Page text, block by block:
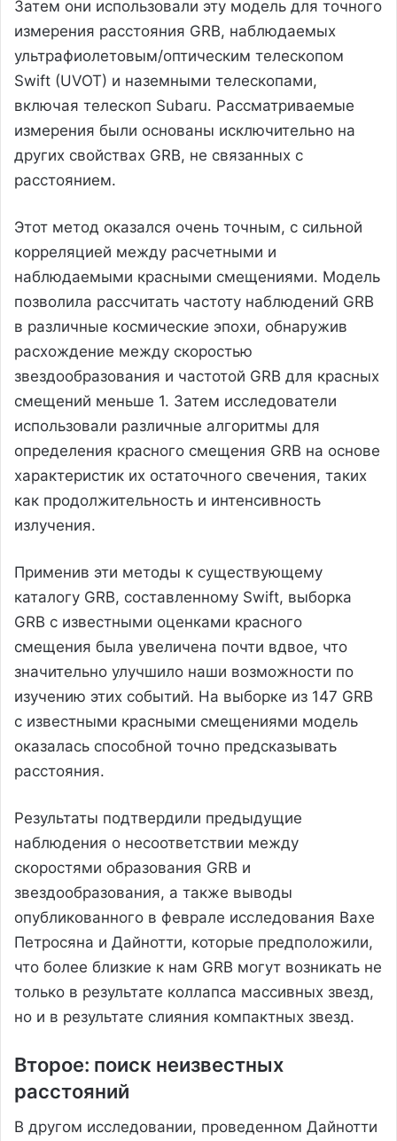
Затем они использовали эту модель для точного
измерения расстояния GRB, наблюдаемых
ультрафиолетовым/оптическим телескопом
Swift (UVOT) и наземными телескопами,
включая телескоп Subaru. Рассматриваемые
измерения были основаны исключительно на
других свойствах GRB, не связанных с
расстоянием.
Этот метод оказался очень точным, с сильной
корреляцией между расчетными и
наблюдаемыми красными смещениями. Модель
позволила рассчитать частоту наблюдений GRB
в различные космические эпохи, обнаружив
расхождение между скоростью
звездообразования и частотой GRB для красных
смещений меньше 1. Затем исследователи
использовали различные алгоритмы для
определения красного смещения GRB на основе
характеристик их остаточного свечения, таких
как продолжительность и интенсивность
излучения.
Применив эти методы к существующему
каталогу GRB, составленному Swift, выборка
GRB с известными оценками красного
смещения была увеличена почти вдвое, что
значительно улучшило наши возможности по
изучению этих событий. На выборке из 147 GRB
с известными красными смещениями модель
оказалась способной точно предсказывать
расстояния.
Результаты подтвердили предыдущие
наблюдения о несоответствии между
скоростями образования GRB и
звездообразования, а также выводы
опубликованного в феврале исследования Вахе
Петросяна и Дайнотти, которые предположили,
что более близкие к нам GRB могут возникать не
только в результате коллапса массивных звезд,
но и в результате слияния компактных звезд.
Второе: поиск неизвестных
расстояний
В другом исследовании, проведенном Дайнотти